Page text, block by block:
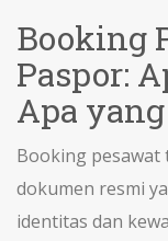
Booking
Paspor:
Apa
Booking pesawat
dokumen resmi
identitas dan